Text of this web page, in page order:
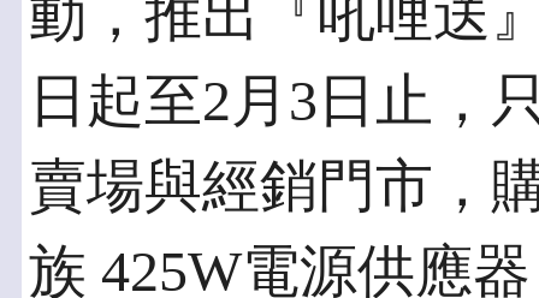
動，推出『吼哩送
日起至2月3日止，
賣場與經銷門市，
族 425W電源供應